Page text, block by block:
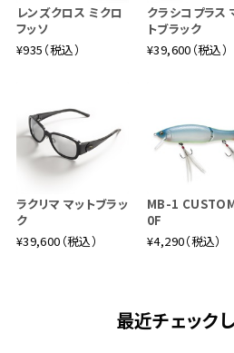
レンズクロス ミクロ
フッソ
¥935（税込）
クラシコプラス
トブラック
¥39,600（税込）
ラクリマ マットブラッ
ク
¥39,600（税込）
MB-1
0F
¥4,290（税込）
最近チェック